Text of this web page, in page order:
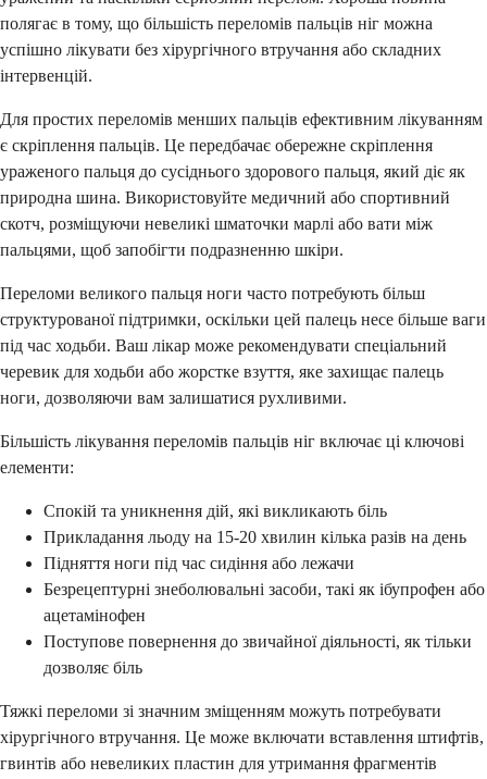
полягає в тому, що більшість переломів пальців ніг можна
успішно лікувати без хірургічного втручання або складних
інтервенцій.
Для простих переломів менших пальців ефективним лікуванням
є скріплення пальців. Це передбачає обережне скріплення
ураженого пальця до сусіднього здорового пальця, який діє як
природна шина. Використовуйте медичний або спортивний
скотч, розміщуючи невеликі шматочки марлі або вати між
пальцями, щоб запобігти подразненню шкіри.
Переломи великого пальця ноги часто потребують більш
структурованої підтримки, оскільки цей палець несе більше ваги
під час ходьби. Ваш лікар може рекомендувати спеціальний
черевик для ходьби або жорстке взуття, яке захищає палець
ноги, дозволяючи вам залишатися рухливими.
Більшість лікування переломів пальців ніг включає ці ключові
елементи:
Спокій та уникнення дій, які викликають біль
Прикладання льоду на 15-20 хвилин кілька разів на день
Підняття ноги під час сидіння або лежачи
Безрецептурні знеболювальні засоби, такі як ібупрофен або
ацетамінофен
Поступове повернення до звичайної діяльності, як тільки
дозволяє біль
Тяжкі переломи зі значним зміщенням можуть потребувати
хірургічного втручання. Це може включати вставлення штифтів,
гвинтів або невеликих пластин для утримання фрагментів